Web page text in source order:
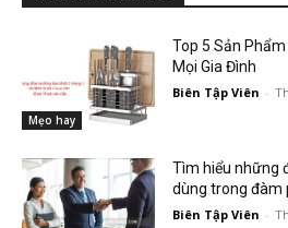
Mẹo hay
Top 5 Sản
Mọi Gia Đình
Biên Tập Viên -
Tìm hiểu những
dùng trong đàm
Biên Tập Viên -